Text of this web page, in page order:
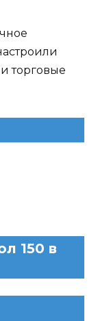
торговые
150 в